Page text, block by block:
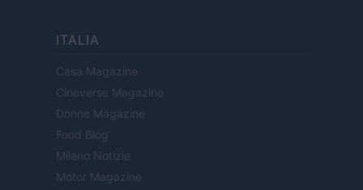
ITALIA
Casa Magazine
Cineverse Magazine
Donne Magazine
Food Blog
Milano Notizie
Motor Magazine